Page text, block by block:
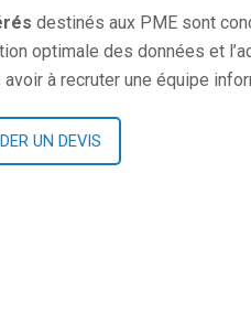
destinés aux PME sont
optimale des données et
à recruter une équipe
UN DEVIS